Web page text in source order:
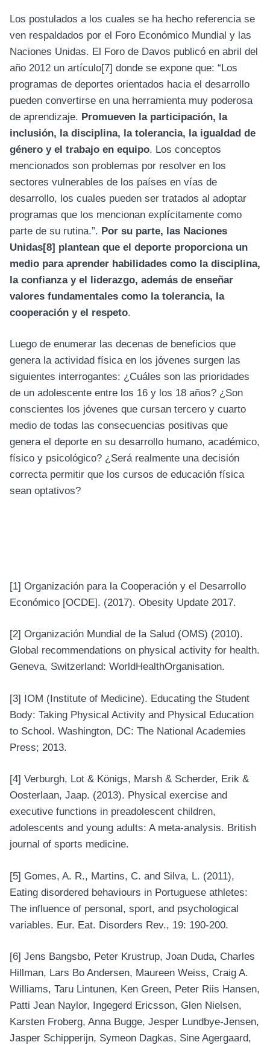
Los postulados a los cuales se ha hecho referencia se
ven respaldados por el Foro Económico Mundial y las
Naciones Unidas. El Foro de Davos publicó en abril del
año 2012 un artículo[7] donde se expone que: “Los
programas de deportes orientados hacia el desarrollo
pueden convertirse en una herramienta muy poderosa
de aprendizaje. Promueven la participación, la
inclusión, la disciplina, la tolerancia, la igualdad de
género y el trabajo en equipo. Los conceptos
mencionados son problemas por resolver en los
sectores vulnerables de los países en vías de
desarrollo, los cuales pueden ser tratados al adoptar
programas que los mencionan explícitamente como
parte de su rutina.”. Por su parte, las Naciones
Unidas[8] plantean que el deporte proporciona un
medio para aprender habilidades como la disciplina,
la confianza y el liderazgo, además de enseñar
valores fundamentales como la tolerancia, la
cooperación y el respeto.
Luego de enumerar las decenas de beneficios que
genera la actividad física en los jóvenes surgen las
siguientes interrogantes: ¿Cuáles son las prioridades
de un adolescente entre los 16 y los 18 años? ¿Son
conscientes los jóvenes que cursan tercero y cuarto
medio de todas las consecuencias positivas que
genera el deporte en su desarrollo humano, académico,
físico y psicológico? ¿Será realmente una decisión
correcta permitir que los cursos de educación física
sean optativos?
[1] Organización para la Cooperación y el Desarrollo
Económico [OCDE]. (2017). Obesity Update 2017.
[2] Organización Mundial de la Salud (OMS) (2010).
Global recommendations on physical activity for health.
Geneva, Switzerland: WorldHealthOrganisation.
[3] IOM (Institute of Medicine). Educating the Student
Body: Taking Physical Activity and Physical Education
to School. Washington, DC: The National Academies
Press; 2013.
[4] Verburgh, Lot & Königs, Marsh & Scherder, Erik &
Oosterlaan, Jaap. (2013). Physical exercise and
executive functions in preadolescent children,
adolescents and young adults: A meta-analysis. British
journal of sports medicine.
[5] Gomes, A. R., Martins, C. and Silva, L. (2011),
Eating disordered behaviours in Portuguese athletes:
The influence of personal, sport, and psychological
variables. Eur. Eat. Disorders Rev., 19: 190-200.
[6] Jens Bangsbo, Peter Krustrup, Joan Duda, Charles
Hillman, Lars Bo Andersen, Maureen Weiss, Craig A.
Williams, Taru Lintunen, Ken Green, Peter Riis Hansen,
Patti Jean Naylor, Ingegerd Ericsson, Glen Nielsen,
Karsten Froberg, Anna Bugge, Jesper Lundbye-Jensen,
Jasper Schipperijn, Symeon Dagkas, Sine Agergaard,